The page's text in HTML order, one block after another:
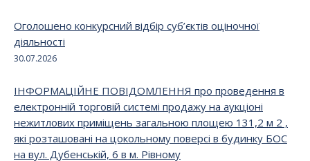
Оголошено конкурсний відбір суб’єктів оціночної
діяльності
30.07.2026
ІНФОРМАЦІЙНЕ ПОВІДОМЛЕННЯ про проведення в
електронній торговій системі продажу на аукціоні
нежитлових приміщень загальною площею 131,2 м 2 ,
які розташовані на цокольному поверсі в будинку БОС
на вул. Дубенській, 6 в м. Рівному